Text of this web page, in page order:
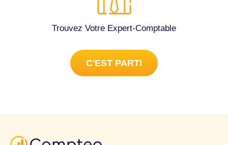
Trouvez Votre Expert-Comptable
C'EST PARTI